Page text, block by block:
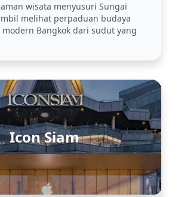
wisata menyusuri Sungai
melihat perpaduan budaya
Bangkok dari sudut yang
Icon Siam